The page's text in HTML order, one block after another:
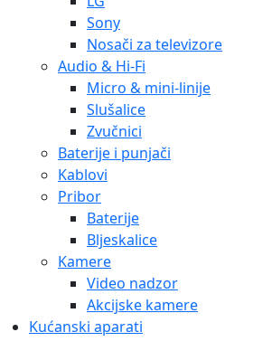
Sony
Nosači za televizore
Audio & Hi-Fi
Micro & mini-linije
Slušalice
Zvučnici
Baterije i punjači
Kablovi
Pribor
Baterije
Bljeskalice
Kamere
Video nadzor
Akcijske kamere
Kućanski aparati